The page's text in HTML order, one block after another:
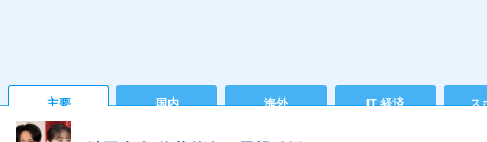
主要 国内 海外 IT 経済 ス